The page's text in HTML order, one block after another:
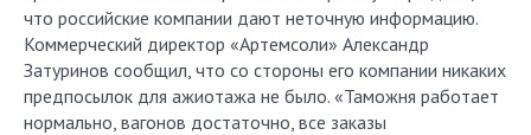
что российские компании дают неточную информацию.
Коммерческий директор «Артемсоли» Александр
Затуринов сообщил, что со стороны его компании никаких
предпосылок для ажиотажа не было. «Таможня работает
нормально, вагонов достаточно, все заказы